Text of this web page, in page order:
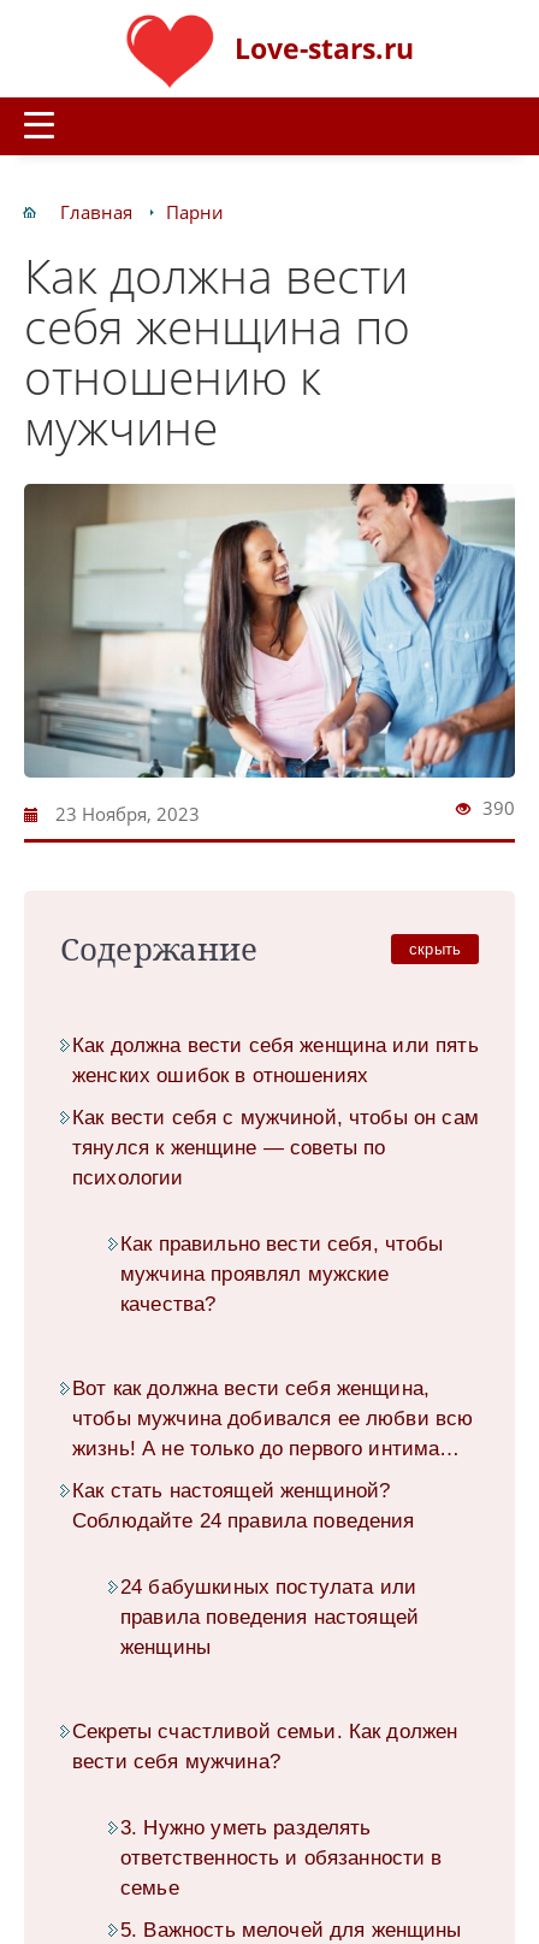
Love-stars.ru
Главная Парни
Как должна вести
себя женщина по
отношению к
мужчине
23 Ноября, 2023 390
Содержание скрыть
Как должна вести себя женщина или пять
женских ошибок в отношениях
Как вести себя с мужчиной, чтобы он сам
тянулся к женщине — советы по
психологии
Как правильно вести себя, чтобы
мужчина проявлял мужские
качества?
Вот как должна вести себя женщина,
чтобы мужчина добивался ее любви всю
жизнь! А не только до первого интима…
Как стать настоящей женщиной?
Соблюдайте 24 правила поведения
24 бабушкиных постулата или
правила поведения настоящей
женщины
Секреты счастливой семьи. Как должен
вести себя мужчина?
3. Нужно уметь разделять
ответственность и обязанности в
семье
5. Важность мелочей для женщины